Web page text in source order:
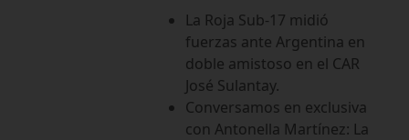
La Roja Sub-17 midió
fuerzas ante Argentina en
doble amistoso en el CAR
José Sulantay.
Conversamos en exclusiva
con Antonella Martínez: La